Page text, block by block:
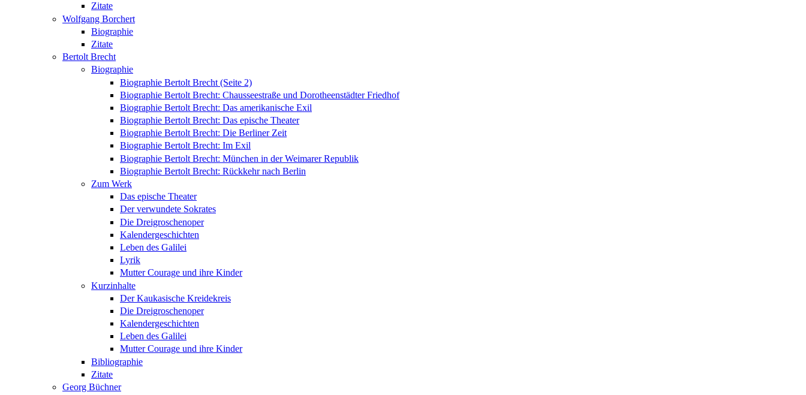
Zitate
Wolfgang Borchert
Biographie
Zitate
Bertolt Brecht
Biographie
Biographie Bertolt Brecht (Seite 2)
Biographie Bertolt Brecht: Chausseestraße und Dorotheenstädter Friedhof
Biographie Bertolt Brecht: Das amerikanische Exil
Biographie Bertolt Brecht: Das epische Theater
Biographie Bertolt Brecht: Die Berliner Zeit
Biographie Bertolt Brecht: Im Exil
Biographie Bertolt Brecht: München in der Weimarer Republik
Biographie Bertolt Brecht: Rückkehr nach Berlin
Zum Werk
Das epische Theater
Der verwundete Sokrates
Die Dreigroschenoper
Kalendergeschichten
Leben des Galilei
Lyrik
Mutter Courage und ihre Kinder
Kurzinhalte
Der Kaukasische Kreidekreis
Die Dreigroschenoper
Kalendergeschichten
Leben des Galilei
Mutter Courage und ihre Kinder
Bibliographie
Zitate
Georg Büchner